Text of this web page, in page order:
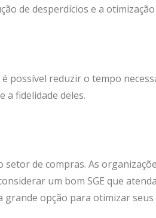
de desperdícios e a
possível reduzir o tempo
a fidelidade deles.
de compras. As
um bom SGE que
grande opção para otimizar